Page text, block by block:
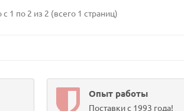
с 1 по 2 из 2 (всего 1 страниц)
Опыт работы
Поставки с 1993 года!